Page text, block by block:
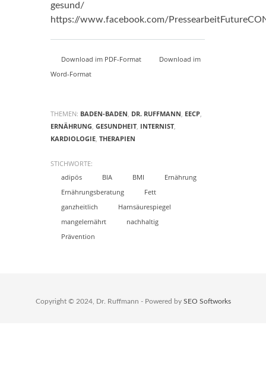
gesund/
https://www.facebook.com/
Download im PDF-Format
Download im
Word-Format
THEMEN: BADEN-BADEN, DR. RUFFMANN, EECP,
ERNÄHRUNG, GESUNDHEIT, INTERNIST,
KARDIOLOGIE, THERAPIEN
STICHWORTE:
adipös
BIA BMI
Ernährung
Ernährungsberatung
Fett
ganzheitlich
Harnsäurespiegel
mangelernährt
nachhaltig
Prävention
Copyright © 2024, Dr. Ruffmann - Powered by SEO Softworks